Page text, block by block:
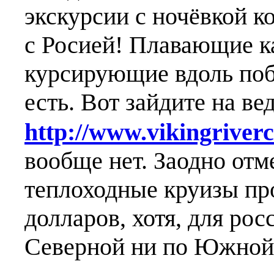
экскурсии с ночёвкой
с Росией! Плавающие
курсирующие вдоль
есть. Вот зайдите на
http://
вообще нет. Заодно
теплоходные круизы
долларов, хотя, для
Северной ни по